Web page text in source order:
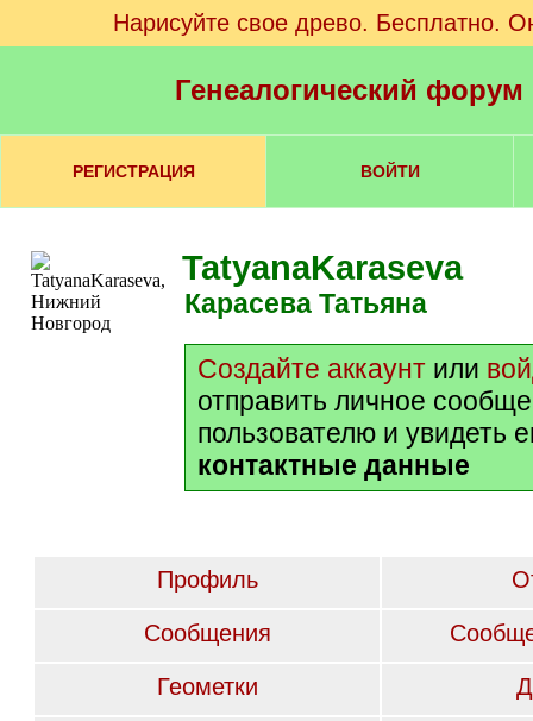
Нарисуйте свое древо. Бесплатно.
Генеалогический
РЕГИСТРАЦИЯ ВОЙТИ
TatyanaKaraseva
Карасева Татьяна
Создайте аккаунт или
отправить личное
пользователю и увидеть
контактные данные
Профиль
Сообщения
Геометки